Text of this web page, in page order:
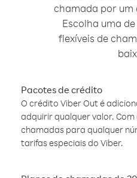
chamada por um
Escolha uma
flexíveis de
Pacotes de crédito
O crédito Viber Out é
adquirir qualquer valor.
chamadas para qualquer
tarifas especiais do Viber.